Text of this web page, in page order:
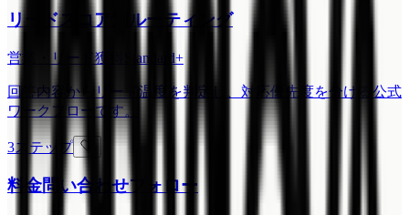
リードスコア別ルーティング
営業・リード獲得 Standard+
回答内容からリード温度を判定し、対応優先度を分ける公式
ワークフローです。
3ステップ
料金問い合わせフォロー